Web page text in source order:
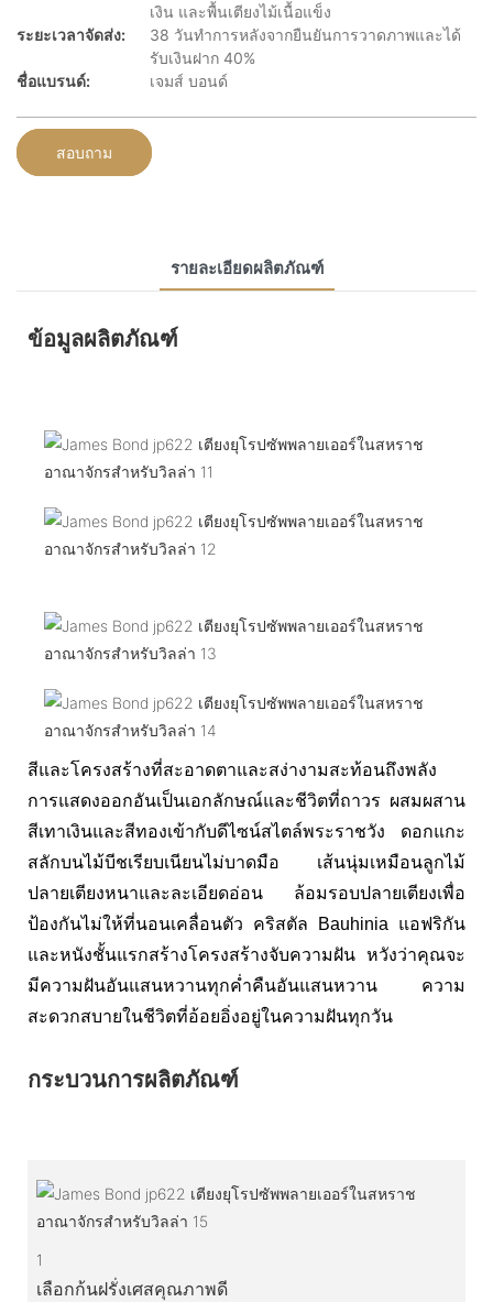
เงิน และพื้นเตียงไม้เนื้อแข็ง
ระยะเวลาจัดส่ง:
38 วันทำการหลังจากยืนยันการวาดภาพและได้
รับเงินฝาก 40%
ชื่อแบรนด์:
เจมส์ บอนด์
สอบถาม
รายละเอียดผลิตภัณฑ์
ข้อมูลผลิตภัณฑ์
สีและโครงสร้างที่สะอาดตาและสง่างามสะท้อนถึงพลัง
การแสดงออกอันเป็นเอกลักษณ์และชีวิตที่ถาวร ผสมผสาน
สีเทาเงินและสีทองเข้ากับดีไซน์สไตล์พระราชวัง ดอกแกะ
สลักบนไม้บีชเรียบเนียนไม่บาดมือ เส้นนุ่มเหมือนลูกไม้
ปลายเตียงหนาและละเอียดอ่อน ล้อมรอบปลายเตียงเพื่อ
ป้องกันไม่ให้ที่นอนเคลื่อนตัว คริสตัล Bauhinia แอฟริกัน
และหนังชั้นแรกสร้างโครงสร้างจับความฝัน หวังว่าคุณจะ
มีความฝันอันแสนหวานทุกค่ำคืนอันแสนหวาน ความ
สะดวกสบายในชีวิตที่อ้อยอิ่งอยู่ในความฝันทุกวัน
กระบวนการผลิตภัณฑ์
1
เลือกก้นฝรั่งเศสคุณภาพดี